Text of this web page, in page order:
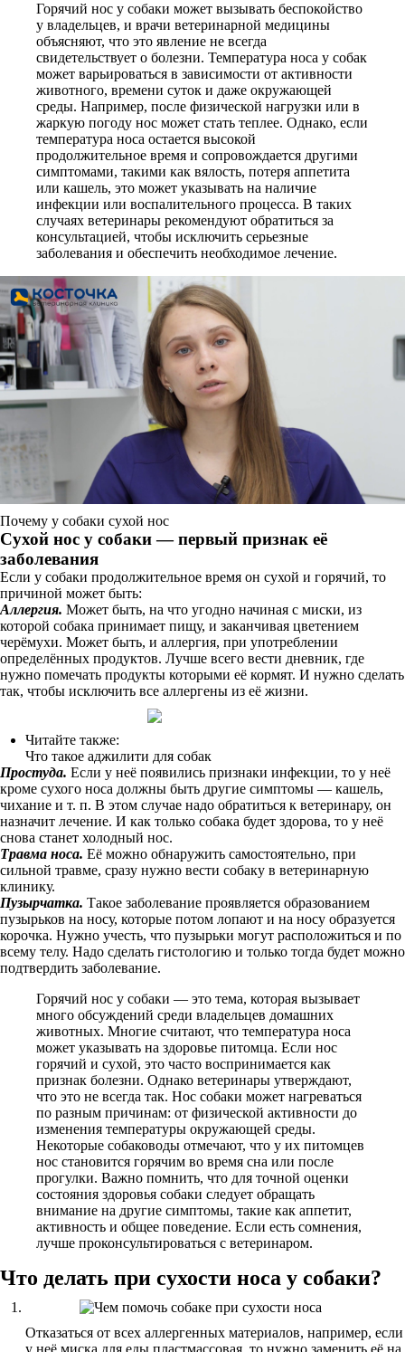
Горячий нос у собаки может вызывать беспокойство
у владельцев, и врачи ветеринарной медицины
объясняют, что это явление не всегда
свидетельствует о болезни. Температура носа у собак
может варьироваться в зависимости от активности
животного, времени суток и даже окружающей
среды. Например, после физической нагрузки или в
жаркую погоду нос может стать теплее. Однако, если
температура носа остается высокой
продолжительное время и сопровождается другими
симптомами, такими как вялость, потеря аппетита
или кашель, это может указывать на наличие
инфекции или воспалительного процесса. В таких
случаях ветеринары рекомендуют обратиться за
консультацией, чтобы исключить серьезные
заболевания и обеспечить необходимое лечение.
Почему у собаки сухой нос
Сухой нос у собаки — первый признак её
заболевания
Если у собаки продолжительное время он сухой и горячий, то
причиной может быть:
Аллергия. Может быть, на что угодно начиная с миски, из
которой собака принимает пищу, и заканчивая цветением
черёмухи. Может быть, и аллергия, при употреблении
определённых продуктов. Лучше всего вести дневник, где
нужно помечать продукты которыми её кормят. И нужно сделать
так, чтобы исключить все аллергены из её жизни.
Читайте также:
Что такое аджилити для собак
Простуда. Если у неё появились признаки инфекции, то у неё
кроме сухого носа должны быть другие симптомы — кашель,
чихание и т. п. В этом случае надо обратиться к ветеринару, он
назначит лечение. И как только собака будет здорова, то у неё
снова станет холодный нос.
Травма носа. Её можно обнаружить самостоятельно, при
сильной травме, сразу нужно вести собаку в ветеринарную
клинику.
Пузырчатка. Такое заболевание проявляется образованием
пузырьков на носу, которые потом лопают и на носу образуется
корочка. Нужно учесть, что пузырьки могут расположиться и по
всему телу. Надо сделать гистологию и только тогда будет можно
подтвердить заболевание.
Горячий нос у собаки — это тема, которая вызывает
много обсуждений среди владельцев домашних
животных. Многие считают, что температура носа
может указывать на здоровье питомца. Если нос
горячий и сухой, это часто воспринимается как
признак болезни. Однако ветеринары утверждают,
что это не всегда так. Нос собаки может нагреваться
по разным причинам: от физической активности до
изменения температуры окружающей среды.
Некоторые собаководы отмечают, что у их питомцев
нос становится горячим во время сна или после
прогулки. Важно помнить, что для точной оценки
состояния здоровья собаки следует обращать
внимание на другие симптомы, такие как аппетит,
активность и общее поведение. Если есть сомнения,
лучше проконсультироваться с ветеринаром.
Что делать при сухости носа у собаки?
Отказаться от всех аллергенных материалов, например, если
у неё миска для еды пластмассовая, то нужно заменить её на